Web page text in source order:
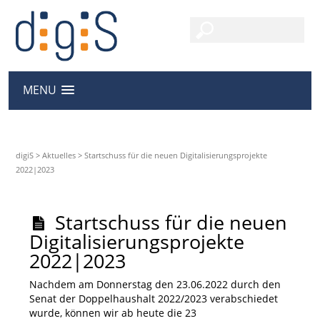
MENU
digiS >Aktuelles >Startschuss für die neuen Digitalisierungsprojekte
2022|2023
Startschuss für die neuen
Digitalisierungsprojekte
2022|2023
Nachdem am Donnerstag den 23.06.2022 durch den
Senat der Doppelhaushalt 2022/2023 verabschiedet
wurde, können wir ab heute die 23